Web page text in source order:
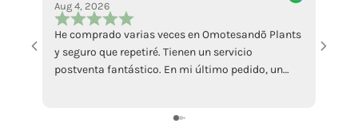
Aug 4, 2026
He comprado varias veces en Omotesandō Plants
y seguro que repetiré. Tienen un servicio
postventa fantástico. En mi último pedido, un
ningún problema, además de atenderme con